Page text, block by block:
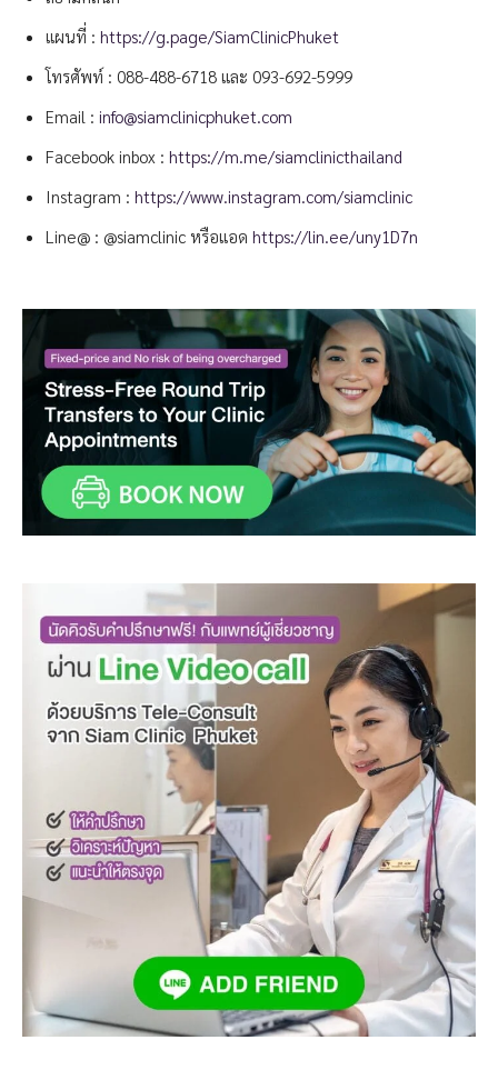
แผนที่ : https://g.page/SiamClinicPhuket
โทรศัพท์ : 088-488-6718 และ 093-692-5999
Email : info@siamclinicphuket.com
Facebook inbox : https://m.me/siamclinicthailand
Instagram : https://www.instagram.com/siamclinic
Line@ : @siamclinic หรือแอด https://lin.ee/uny1D7n